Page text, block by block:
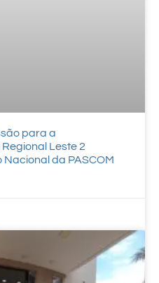
para a
Leste 2
Nacional da PASCOM